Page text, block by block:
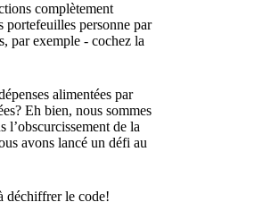
complètement
portefeuilles personne par
par exemple - cochez la
alimentées par
Eh bien, nous sommes
l’obscurcissement de la
avons lancé un défi au
déchiffrer le code!